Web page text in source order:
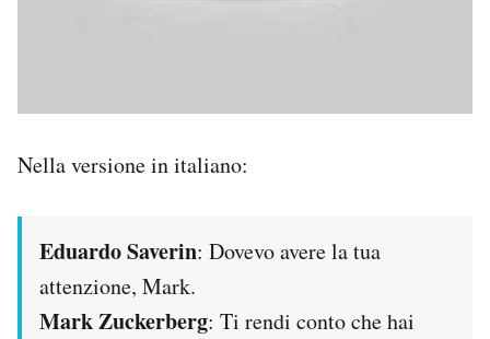
Nella versione in italiano:
Eduardo Saverin: Dovevo avere la tua
attenzione, Mark.
Mark Zuckerberg: Ti rendi conto che hai